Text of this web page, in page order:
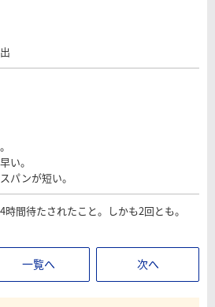
い。
パンが短い。
時間待たされたこと。しかも2回とも。
一覧へ 次へ